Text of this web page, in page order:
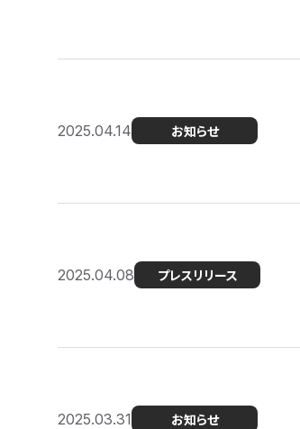
2025.04.14 お知らせ
2025.04.08 プレスリリース
2025.03.31 お知らせ